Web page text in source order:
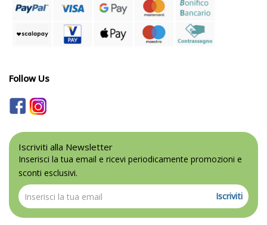
Follow Us
Iscriviti alla Newsletter
Inserisci la tua email e ricevi periodicamente promozioni e
sconti esclusivi.
Iscriviti